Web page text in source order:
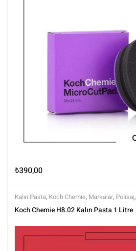
₺390,00
Kalın Pasta, Koch Chemie, Markalar, Polisaj,
Tüm Ürünler,Tüm Ürünler
Koch Chemie H8.02 Kalın Pasta 1 Litre